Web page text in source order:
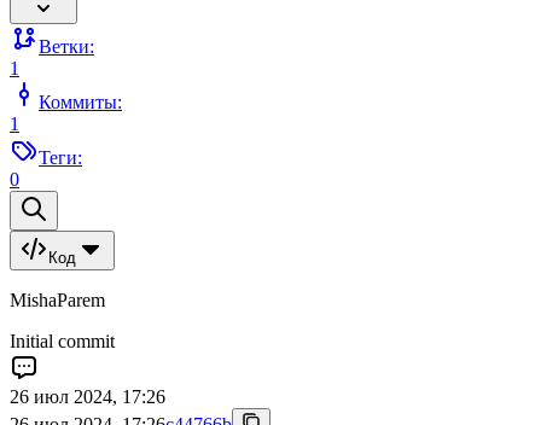
Ветки:
1
Коммиты:
1
Теги:
0
Код
MishaParem
Initial commit
26 июл 2024, 17:26